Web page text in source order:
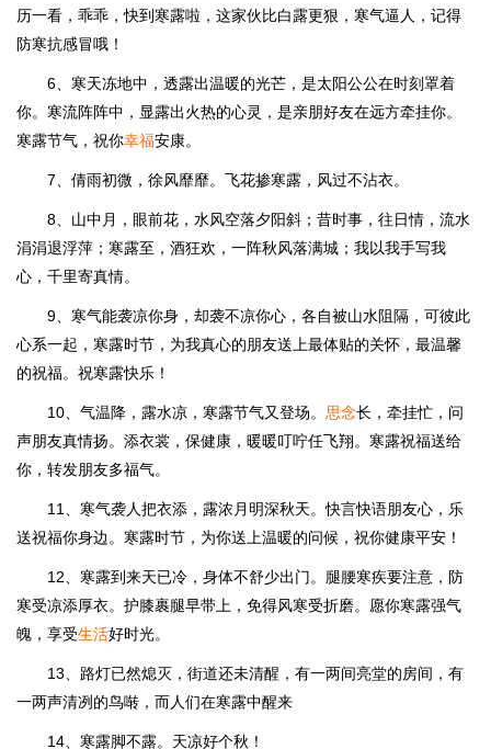
历一看，乖乖，快到寒露啦，这家伙比白露更狠，寒气逼人，记得
防寒抗感冒哦！
6、寒天冻地中，透露出温暖的光芒，是太阳公公在时刻罩着
你。寒流阵阵中，显露出火热的心灵，是亲朋好友在远方牵挂你。
寒露节气，祝你幸福安康。
7、倩雨初微，徐风靡靡。飞花掺寒露，风过不沾衣。
8、山中月，眼前花，水风空落夕阳斜；昔时事，往日情，流水
涓涓退浮萍；寒露至，酒狂欢，一阵秋风落满城；我以我手写我
心，千里寄真情。
9、寒气能袭凉你身，却袭不凉你心，各自被山水阻隔，可彼此
心系一起，寒露时节，为我真心的朋友送上最体贴的关怀，最温馨
的祝福。祝寒露快乐！
10、气温降，露水凉，寒露节气又登场。 思念长，牵挂忙，问
声朋友真情扬。添衣裳，保健康，暖暖叮咛任飞翔。寒露祝福送给
你，转发朋友多福气。
11、寒气袭人把衣添，露浓月明深秋天。快言快语朋友心，乐
送祝福你身边。寒露时节，为你送上温暖的问候，祝你健康平安！
12、寒露到来天已冷，身体不舒少出门。腿腰寒疾要注意，防
寒受凉添厚衣。护膝裹腿早带上，免得风寒受折磨。愿你寒露强气
魄，享受生活好时光。
13、路灯已然熄灭，街道还未清醒，有一两间亮堂的房间，有
一两声清冽的鸟啭，而人们在寒露中醒来
14、寒露脚不露。天凉好个秋！